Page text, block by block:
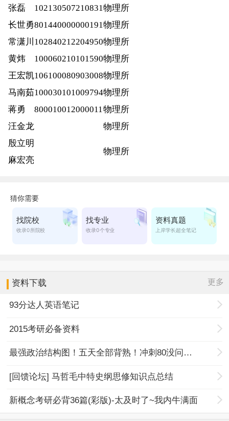
张磊
102130507210831物理所
长世勇801440000000191物理所
常潇川 102840212204950物理所
黄炜
100060210101590物理所
王宏凯106100080903008物理所
马南茹100030101009794物理所
蒋勇
800010012000011物理所
汪金龙
物理所
殷立明
麻宏亮
物理所
资料下载 更多
93分达人英语笔记
2015考研必备资料
最强政治结构图！五天全部背熟！冲刺80没问题！
[回馈论坛] 马哲毛中特史纲思修知识点总结
新概念考研必背36篇(彩版)-太及时了~我内牛满面